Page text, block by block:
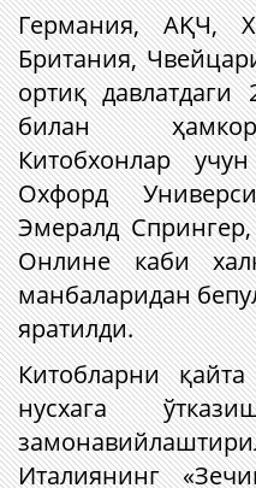
Германия, АҚЧ,
Британия,
ортиқ давлатдаги
билан
Китобхонлар
Охфорд
Эмералд
Онлине каби
манбаларидан
яратилди.
Китобларни
нусхага
Италиянинг